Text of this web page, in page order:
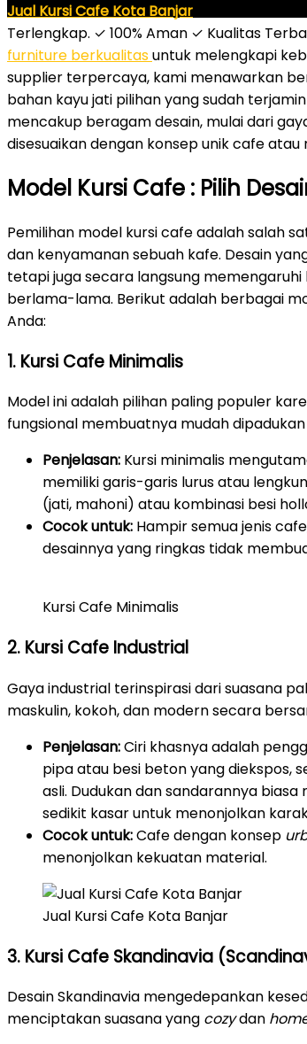
Jual Kursi Cafe Kota Banjar
Terlengkap. ✓ 100% Aman ✓ Kualitas
furniture berkualitasuntuk melengkapi
supplier terpercaya, kami menawarkan
bahan kayu jati pilihan yang sudah
mencakup beragam desain, mulai dari
disesuaikan dengan konsep unik cafe atau
Model Kursi Cafe : Pilih
Pemilihan model kursi cafe adalah salah
dan kenyamanan sebuah kafe. Desain
tetapi juga secara langsung
berlama-lama. Berikut adalah berbagai
Anda:
1. Kursi Cafe Minimalis
Model ini adalah pilihan paling populer
fungsional membuatnya mudah
Penjelasan: Kursi minimalis
memiliki garis-garis lurus atau
(jati, mahoni) atau kombinasi besi
Cocok untuk: Hampir semua jenis
desainnya yang ringkas tidak
Kursi Cafe Minimalis
2. Kursi Cafe Industrial
Gaya industrial terinspirasi dari suasana
maskulin, kokoh, dan modern secara
Penjelasan:Ciri khasnya adalah
pipa atau besi beton yang diekspos,
asli. Dudukan dan sandarannya
sedikit kasar untuk menonjolkan
Cocok untuk:Cafe dengan konsep
menonjolkan kekuatan material.
Jual Kursi Cafe Kota Banjar
3. Kursi Cafe Skandinavia
Desain Skandinavia mengedepankan
menciptakan suasana yang cozydan